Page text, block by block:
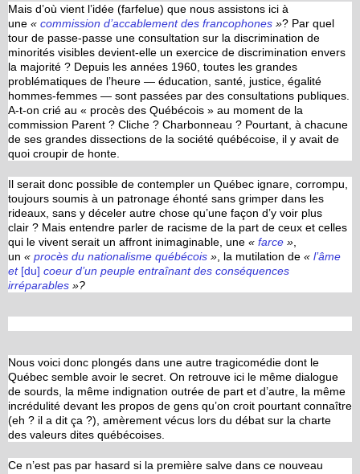
Mais d’où vient l’idée (farfelue) que nous assistons ici à
une « commission d’accablement des francophones »? Par quel
tour de passe-passe une consultation sur la discrimination de
minorités visibles devient-elle un exercice de discrimination envers
la majorité ? Depuis les années 1960, toutes les grandes
problématiques de l’heure — éducation, santé, justice, égalité
hommes-femmes — sont passées par des consultations publiques.
A-t-on crié au « procès des Québécois » au moment de la
commission Parent ? Cliche ? Charbonneau ? Pourtant, à chacune
de ses grandes dissections de la société québécoise, il y avait de
quoi croupir de honte.
Il serait donc possible de contempler un Québec ignare, corrompu,
toujours soumis à un patronage éhonté sans grimper dans les
rideaux, sans y déceler autre chose qu’une façon d’y voir plus
clair ? Mais entendre parler de racisme de la part de ceux et celles
qui le vivent serait un affront inimaginable, une « farce »,
un « procès du nationalisme québécois », la mutilation de « l’âme
et [du] coeur d’un peuple entraînant des conséquences
irréparables »?
Nous voici donc plongés dans une autre tragicomédie dont le
Québec semble avoir le secret. On retrouve ici le même dialogue
de sourds, la même indignation outrée de part et d’autre, la même
incrédulité devant les propos de gens qu’on croit pourtant connaître
(eh ? il a dit ça ?), amèrement vécus lors du débat sur la charte
des valeurs dites québécoises.
Ce n’est pas par hasard si la première salve dans ce nouveau